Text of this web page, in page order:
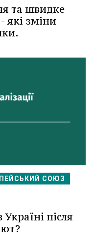
та швидке
які зміни
СОЮЗ
після